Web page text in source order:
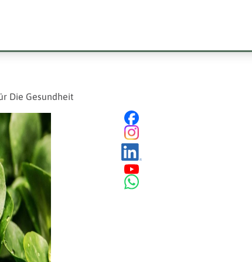
Die Gesundheit